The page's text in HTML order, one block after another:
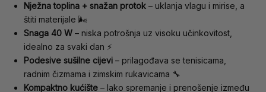
Nježna toplina + snažan protok – uklanja vlagu i mirise, a
štiti materijale 🌬️
Snaga 40 W – niska potrošnja uz visoku učinkovitost,
idealno za svaki dan ⚡
Podesive sušilne cijevi – prilagođava se tenisicama,
radnim čizmama i zimskim rukavicama 🔧
Kompaktno kućište – lako spremanje i prenošenje između